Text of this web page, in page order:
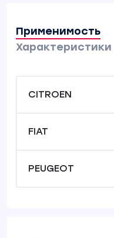
Применимость
Характеристики
CITROEN
FIAT
PEUGEOT